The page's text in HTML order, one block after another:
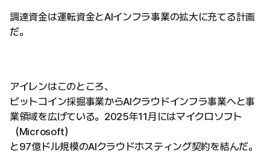
調達資金は運転資金とAIインフラ事業の拡大に充てる計画
だ。
アイレンはこのところ、
ビットコイン採掘事業からAIクラウドインフラ事業へと事
業領域を広げている。2025年11月にはマイクロソフト
（Microsoft）
と97億ドル規模のAIクラウドホスティング契約を結んだ。